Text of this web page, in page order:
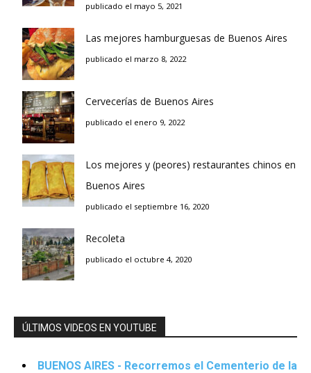
publicado el mayo 5, 2021
Las mejores hamburguesas de Buenos Aires
publicado el marzo 8, 2022
Cervecerías de Buenos Aires
publicado el enero 9, 2022
Los mejores y (peores) restaurantes chinos en
Buenos Aires
publicado el septiembre 16, 2020
Recoleta
publicado el octubre 4, 2020
ÚLTIMOS VIDEOS EN YOUTUBE
BUENOS AIRES - Recorremos el Cementerio de la